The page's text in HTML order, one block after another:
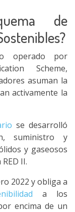
de
operado por
Scheme,
asuman la
activamente la
se desarrolló
suministro y
y gaseosos
II.
2022 y obliga a
a los
encima de un